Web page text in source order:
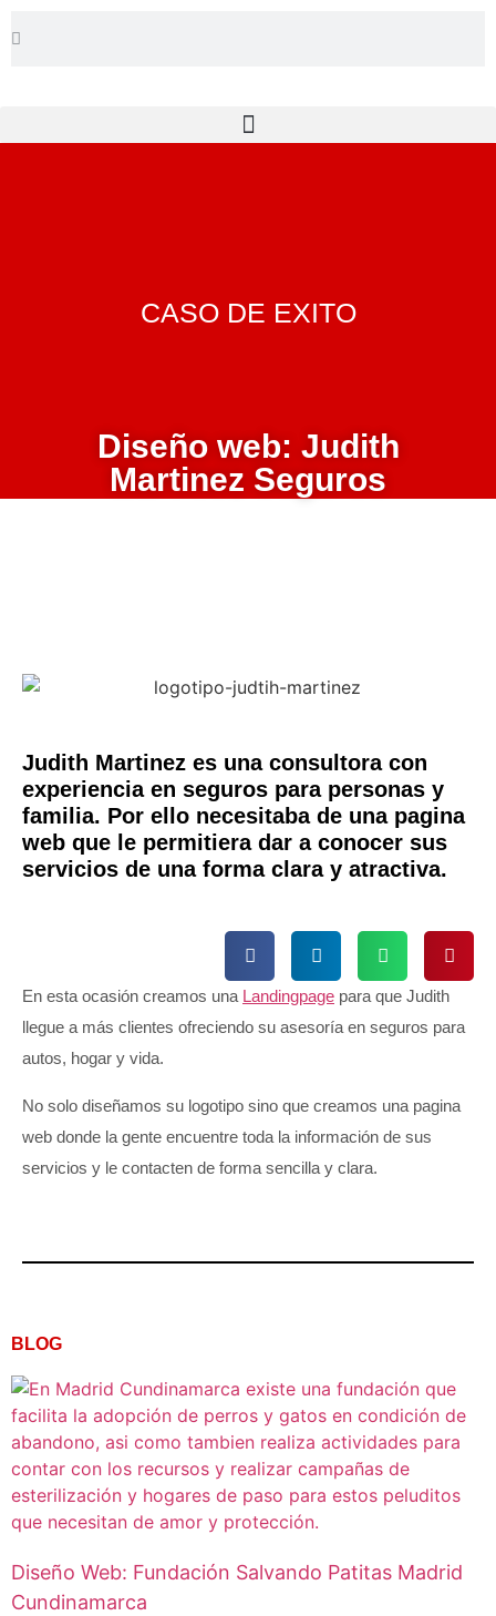
CASO DE EXITO
Diseño web: Judith
Martinez Seguros
Judith Martinez es una consultora con
experiencia en seguros para personas y
familia. Por ello necesitaba de una pagina
web que le permitiera dar a conocer sus
servicios de una forma clara y atractiva.
En esta ocasión creamos una Landingpage para que Judith
llegue a más clientes ofreciendo su asesoría en seguros para
autos, hogar y vida.
No solo diseñamos su logotipo sino que creamos una pagina
web donde la gente encuentre toda la información de sus
servicios y le contacten de forma sencilla y clara.
BLOG
Diseño Web: Fundación Salvando Patitas Madrid
Cundinamarca